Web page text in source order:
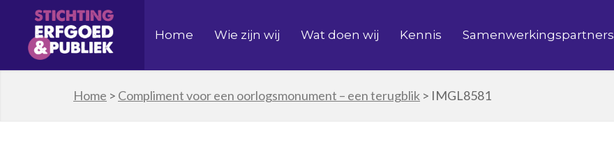
Home Wie zijn wij Wat doen wij Kennis Samenwerkingspartners
Home > Compliment voor een oorlogsmonument – een terugblik > IMGL8581